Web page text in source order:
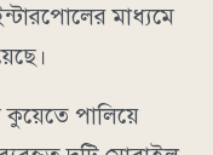
মাধ্যমে
কুয়েতে পালিয়ে